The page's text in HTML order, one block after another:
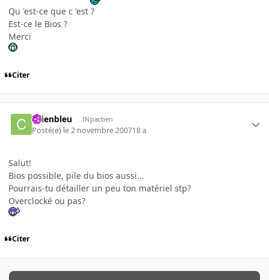
Qu 'est-ce que c 'est ?
Est-ce le Bios ?
Merci
Citer
chienbleu INpactien
Posté(e) le 2 novembre 200718 a
Salut!
Bios possible, pile du bios aussi...
Pourrais-tu détailler un peu ton matériel stp?
Overclocké ou pas?
Citer